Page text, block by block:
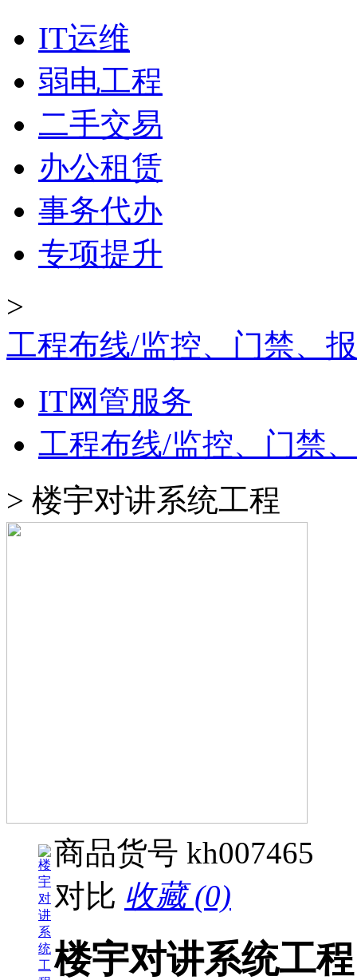
IT运维
弱电工程
二手交易
办公租赁
事务代办
专项提升
>
工程布线/监控、门禁、
IT网管服务
工程布线/监控、门禁
> 楼宇对讲系统工程
商品货号 kh007465
对比 收藏 (0)
楼宇对讲系统工程